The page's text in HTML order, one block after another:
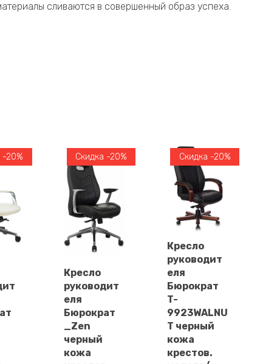
сливаются в совершенный образ успеха.
-20%
В
корзину
Скидка -20%
Кресло
руководит
еля
Бюрократ
_Zen
черный
кожа
В
корзину
Скидка -20%
Кресло
руководит
еля
Бюрократ
T-
9923WALNU
T черный
кожа
крестов.